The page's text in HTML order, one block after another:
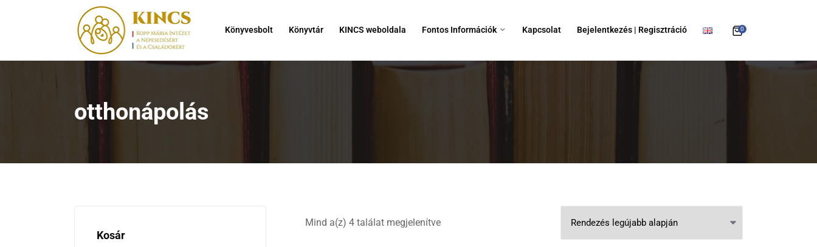
Könyvesbolt Könyvtár KINCS weboldala Fontos Információk Kapcsolat Bejelentkezés | Regisztráció 0
otthonápolás
Mind a(z) 4 találat megjelenítveSorted by latest
Kosár